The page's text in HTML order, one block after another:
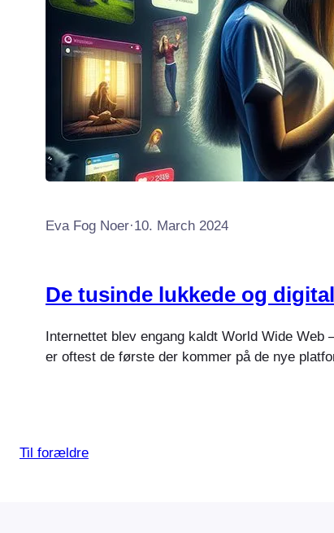
Eva Fog Noer·10. March 2024
De tusinde lukkede og
Internettet blev engang kaldt World Wide
er oftest de første der kommer på de nye
Til forældre